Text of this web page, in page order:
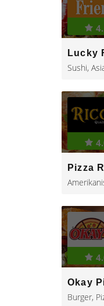
Lucky
Sushi,
Pizza
Okay
Burger,